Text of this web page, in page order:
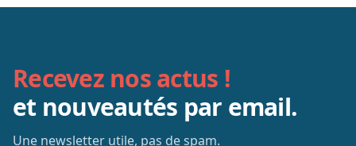
Recevez nos actus !
et nouveautés par email.
Une newsletter utile, pas de spam.